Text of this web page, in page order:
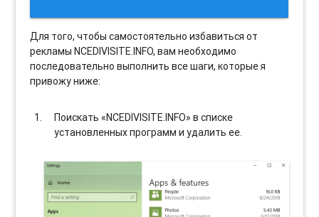
Для того, чтобы самостоятельно избавиться от
рекламы NCEDIVISITE.INFO, вам необходимо
последовательно выполнить все шаги, которые я
привожу ниже:
Поискать «NCEDIVISITE.INFO» в списке
установленных программ и удалить ее.